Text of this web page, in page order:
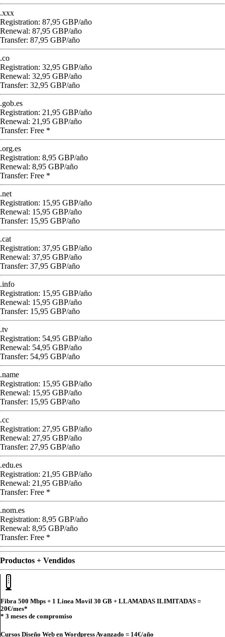
.xxx
Registration: 87,95 GBP/año
Renewal: 87,95 GBP/año
Transfer: 87,95 GBP/año
.co
Registration: 32,95 GBP/año
Renewal: 32,95 GBP/año
Transfer: 32,95 GBP/año
.gob.es
Registration: 21,95 GBP/año
Renewal: 21,95 GBP/año
Transfer: Free *
.org.es
Registration: 8,95 GBP/año
Renewal: 8,95 GBP/año
Transfer: Free *
.net
Registration: 15,95 GBP/año
Renewal: 15,95 GBP/año
Transfer: 15,95 GBP/año
.cat
Registration: 37,95 GBP/año
Renewal: 37,95 GBP/año
Transfer: 37,95 GBP/año
.info
Registration: 15,95 GBP/año
Renewal: 15,95 GBP/año
Transfer: 15,95 GBP/año
.tv
Registration: 54,95 GBP/año
Renewal: 54,95 GBP/año
Transfer: 54,95 GBP/año
.name
Registration: 15,95 GBP/año
Renewal: 15,95 GBP/año
Transfer: 15,95 GBP/año
.cc
Registration: 27,95 GBP/año
Renewal: 27,95 GBP/año
Transfer: 27,95 GBP/año
.edu.es
Registration: 21,95 GBP/año
Renewal: 21,95 GBP/año
Transfer: Free *
.nom.es
Registration: 8,95 GBP/año
Renewal: 8,95 GBP/año
Transfer: Free *
Productos + Vendidos
Fibra 500 Mbps + 1 Linea Movil 30 GB + LLAMADAS ILIMITADAS =
20€/mes*
* 3 meses de compromiso
Cursos Diseño Web en Wordpress Avanzado = 14€/año